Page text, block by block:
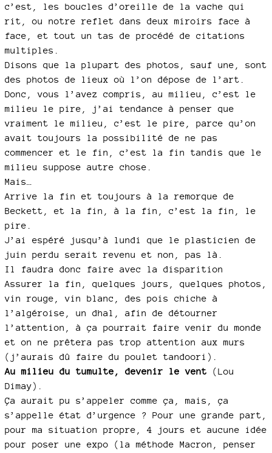
c’est, les boucles d’oreille de la vache qui
rit, ou notre reflet dans deux miroirs face à
face, et tout un tas de procédé de citations
multiples.
Disons que la plupart des photos, sauf une, sont
des photos de lieux où l’on dépose de l’art.
Donc, vous l’avez compris, au milieu, c’est le
milieu le pire, j’ai tendance à penser que
vraiment le milieu, c’est le pire, parce qu’on
avait toujours la possibilité de ne pas
commencer et le fin, c’est la fin tandis que le
milieu suppose autre chose.
Mais…
Arrive la fin et toujours à la remorque de
Beckett, et la fin, à la fin, c’est la fin, le
pire.
J’ai espéré jusqu’à lundi que le plasticien de
juin perdu serait revenu et non, pas là.
Il faudra donc faire avec la disparition
Assurer la fin, quelques jours, quelques photos,
vin rouge, vin blanc, des pois chiche à
l’algéroise, un dhal, afin de détourner
l’attention, à ça pourrait faire venir du monde
et on ne prêtera pas trop attention aux murs
(j’aurais dû faire du poulet tandoori).
Au milieu du tumulte, devenir le vent (Lou
Dimay).
Ça aurait pu s’appeler comme ça, mais, ça
s’appelle état d’urgence ? Pour une grande part,
pour ma situation propre, 4 jours et aucune idée
pour poser une expo (la méthode Macron, penser